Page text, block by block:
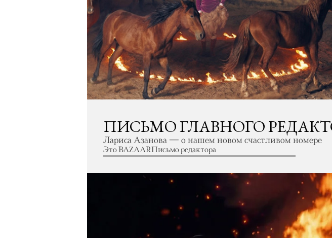
ПИСЬМО ГЛАВНОГО
Лариса Азанова — о нашем новом счастливом номере
Письмо редактора
Это BAZAAR